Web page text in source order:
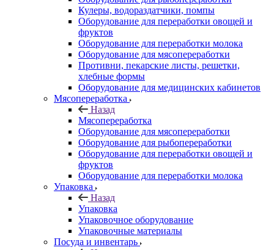
Кулеры, водораздатчики, помпы
Оборудование для переработки овощей и
фруктов
Оборудование для переработки молока
Оборудование для мясопереработки
Противни, пекарские листы, решетки,
хлебные формы
Оборудование для медицинских кабинетов
Мясопереработка
Назад
Мясопереработка
Оборудование для мясопереработки
Оборудование для рыбопереработки
Оборудование для переработки овощей и
фруктов
Оборудование для переработки молока
Упаковка
Назад
Упаковка
Упаковочное оборудование
Упаковочные материалы
Посуда и инвентарь